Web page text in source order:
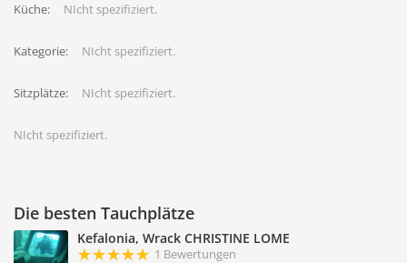
Küche: NIcht spezifiziert.
Kategorie: NIcht spezifiziert.
Sitzplätze: NIcht spezifiziert.
NIcht spezifiziert.
Die besten Tauchplätze
Kefalonia, Wrack CHRISTINE LOME
1 Bewertungen